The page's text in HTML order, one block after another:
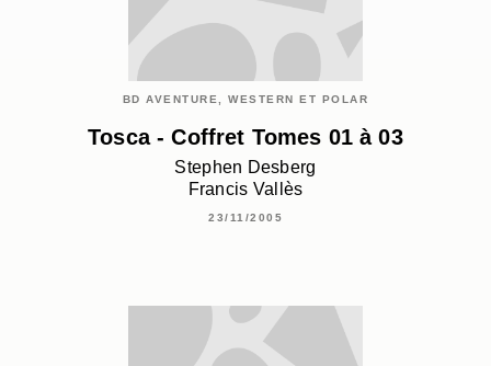
BD AVENTURE, WESTERN ET POLAR
Tosca - Coffret Tomes 01 à 03
Stephen Desberg
Francis Vallès
23/11/2005